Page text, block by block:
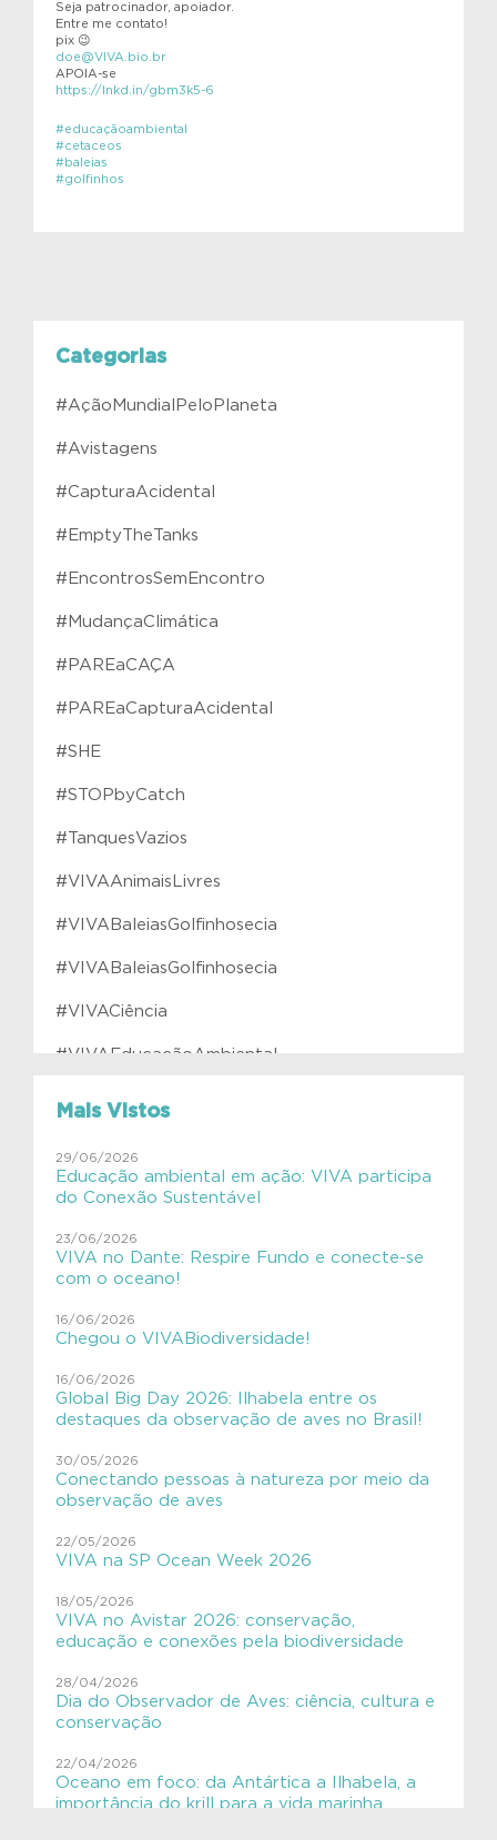
Seja patrocinador, apoiador.
Entre me contato!
pix 😉
doe@VIVA.bio.br
APOIA-se
https://lnkd.in/gbm3k5-6
#educaçãoambiental
#cetaceos
#baleias
#golfinhos
Categorias
#AçãoMundialPeloPlaneta
#Avistagens
#CapturaAcidental
#EmptyTheTanks
#EncontrosSemEncontro
#MudançaClimática
#PAREaCAÇA
#PAREaCapturaAcidental
#SHE
#STOPbyCatch
#TanquesVazios
#VIVAAnimaisLivres
#VIVABaleiasGolfinhosecia
#VIVABaleiasGolfinhosecia
#VIVACiência
#VIVAEducaçãoAmbiental
#VIVAfilhotes
#VIVAJulianaMolás
#VIVAMamíferosAquáticos
#VIVAnasEscolas
#VIVAnasEscolas
#VIVAsemlixo
Aves migratórias
Educação Ambiental
SHE
VIVAToninha
VIVAves
Mais Vistos
29/06/2026
Educação ambiental em ação: VIVA participa
do Conexão Sustentável
23/06/2026
VIVA no Dante: Respire Fundo e conecte-se
com o oceano!
16/06/2026
Chegou o VIVABiodiversidade!
16/06/2026
Global Big Day 2026: Ilhabela entre os
destaques da observação de aves no Brasil!
30/05/2026
Conectando pessoas à natureza por meio da
observação de aves
22/05/2026
VIVA na SP Ocean Week 2026
18/05/2026
VIVA no Avistar 2026: conservação,
educação e conexões pela biodiversidade
28/04/2026
Dia do Observador de Aves: ciência, cultura e
conservação
22/04/2026
Oceano em foco: da Antártica a Ilhabela, a
importância do krill para a vida marinha